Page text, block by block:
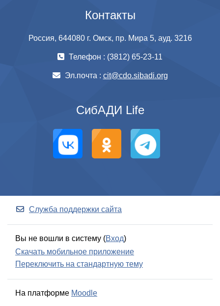
Контакты
Россия, 644080 г. Омск, пр. Мира 5, ауд. 3216
Телефон : (3812) 65-23-11
Эл.почта : cit@cdo.sibadi.org
СибАДИ Life
Служба поддержки сайта
Вы не вошли в систему (Вход)
Скачать мобильное приложение
Переключить на стандартную тему
На платформе Moodle